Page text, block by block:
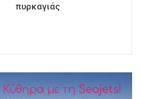
πυρκαγιάς